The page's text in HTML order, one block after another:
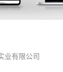
业有限公司